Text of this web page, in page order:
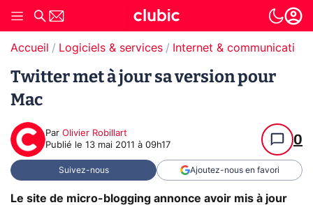
Accueil Logiciels & services Internet & communication
Twitter met à jour sa version pour
Mac
Par Olivier Robillart
Publié le 13 mai 2011 à 09h17 0
Suivez-nous Ajoutez-nous en favori
Le site de micro-blogging annonce avoir mis à jour